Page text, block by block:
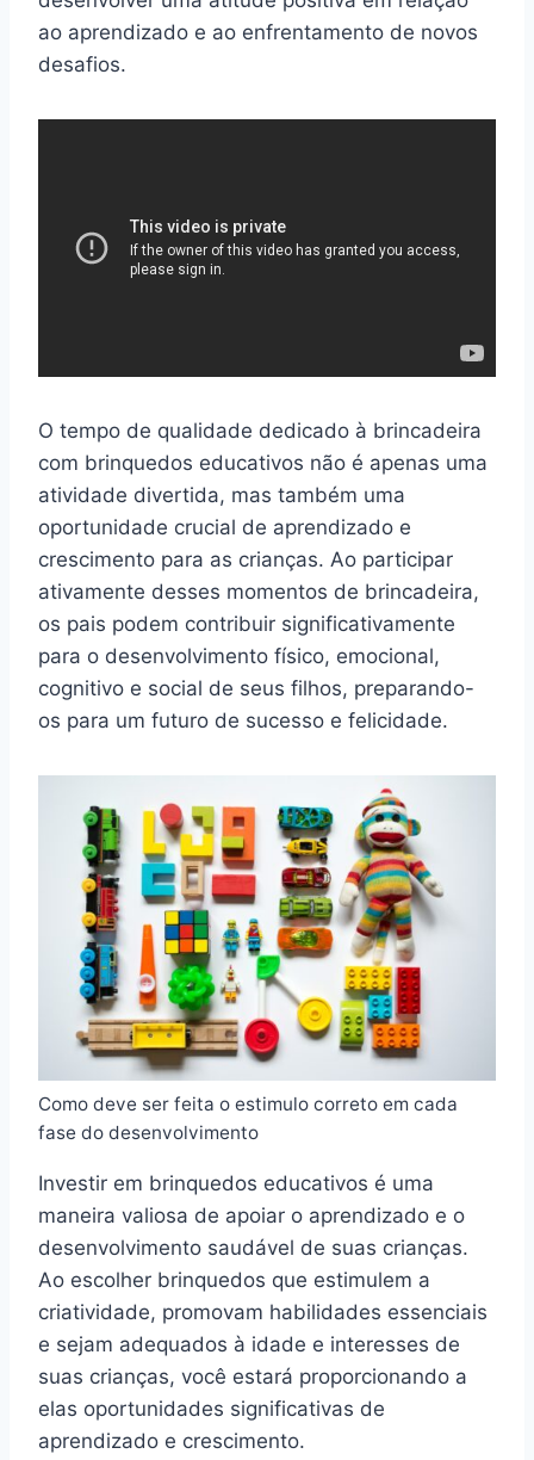
ao aprendizado e ao enfrentamento de novos
desafios.
O tempo de qualidade dedicado à brincadeira
com brinquedos educativos não é apenas uma
atividade divertida, mas também uma
oportunidade crucial de aprendizado e
crescimento para as crianças. Ao participar
ativamente desses momentos de brincadeira,
os pais podem contribuir significativamente
para o desenvolvimento físico, emocional,
cognitivo e social de seus filhos, preparando-
os para um futuro de sucesso e felicidade.
Como deve ser feita o estimulo correto em cada
fase do desenvolvimento
Investir em brinquedos educativos é uma
maneira valiosa de apoiar o aprendizado e o
desenvolvimento saudável de suas crianças.
Ao escolher brinquedos que estimulem a
criatividade, promovam habilidades essenciais
e sejam adequados à idade e interesses de
suas crianças, você estará proporcionando a
elas oportunidades significativas de
aprendizado e crescimento.